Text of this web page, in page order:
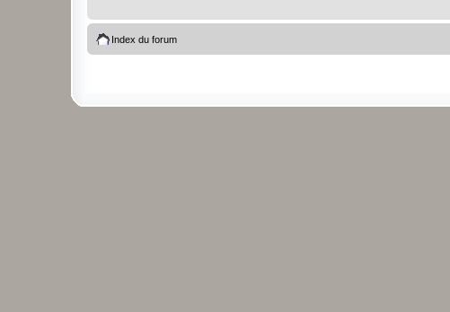
Index du forum